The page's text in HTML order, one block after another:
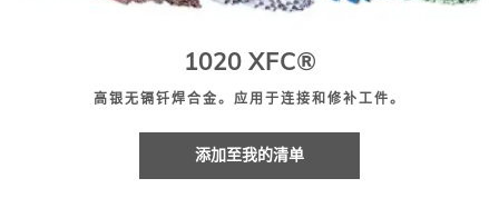
1020 XFC®
高银无镉钎焊合金。应用于连接和修补工件。
添加至我的清单